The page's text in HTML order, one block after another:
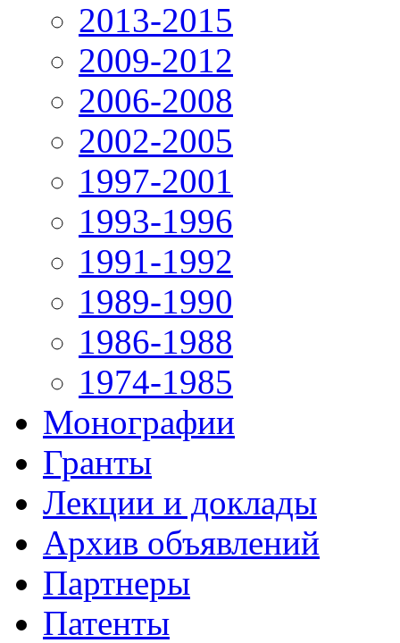
2013-2015
2009-2012
2006-2008
2002-2005
1997-2001
1993-1996
1991-1992
1989-1990
1986-1988
1974-1985
Монографии
Гранты
Лекции и доклады
Архив объявлений
Партнеры
Патенты